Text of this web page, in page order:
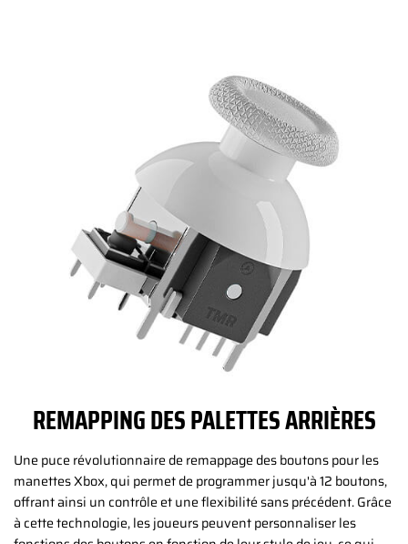
REMAPPING DES PALETTES ARRIÈRES
Une puce révolutionnaire de remappage des boutons pour les
manettes Xbox, qui permet de programmer jusqu'à 12 boutons,
offrant ainsi un contrôle et une flexibilité sans précédent. Grâce
à cette technologie, les joueurs peuvent personnaliser les